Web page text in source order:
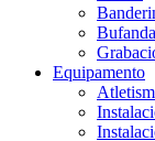
Equipamento